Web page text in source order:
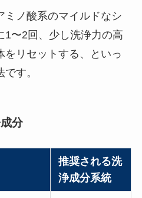
ミノ酸系のマイルドなシ
1〜2回、少し洗浄力の高
をリセットする、といっ
す。
分
推奨される洗
浄成分系統